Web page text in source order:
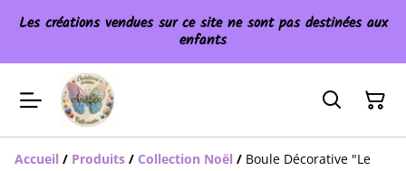
Les créations vendues sur ce site ne sont pas destinées aux
enfants
Accueil / Produits / Collection Noël / Boule Décorative "Le